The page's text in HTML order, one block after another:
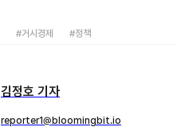
#거시경제 #정책
김정호 기자
reporter1@bloomingbit.io